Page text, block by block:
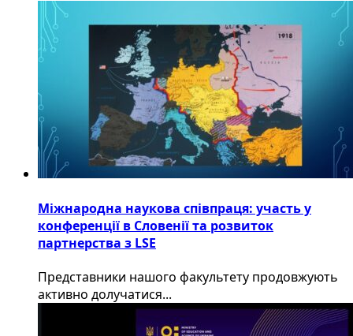
Міжнародна наукова співпраця: участь у
конференції в Словенії та розвиток
партнерства з LSE
​Представники нашого факультету продовжують
активно долучатися...